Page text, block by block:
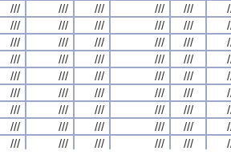
/// /// /// /// ///
/// /// /// /// ///
/// /// /// /// ///
/// /// /// /// ///
/// /// /// /// ///
/// /// /// /// ///
/// /// /// /// ///
/// /// /// /// ///
/// /// /// /// ///
/// /// /// /// ///
/// /// /// /// ///
/// /// /// /// ///
/// /// /// /// ///
/// /// /// /// ///
/// /// /// /// ///
/// /// /// /// ///
/// /// /// /// ///
/// /// /// /// ///
/// /// /// /// ///
/// /// /// /// ///
/// /// /// /// ///
/// /// /// /// ///
/// /// /// /// ///
/// /// /// /// ///
/// /// /// /// ///
/// /// /// /// ///
/// /// /// /// ///
/// /// /// /// ///
/// /// /// /// ///
/// /// /// /// ///
/// /// /// /// ///
/// /// /// /// ///
/// /// /// /// ///
/// /// /// /// ///
/// /// /// /// ///
/// /// /// /// ///